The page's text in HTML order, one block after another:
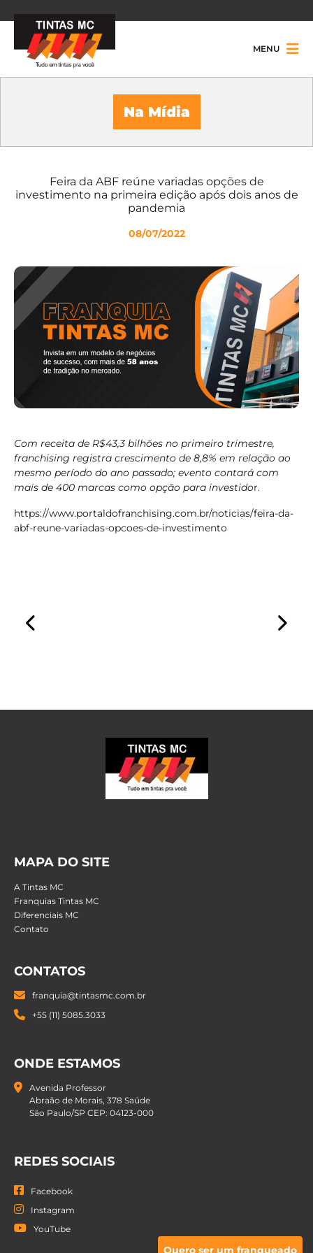
MENU
Na Mídia
Feira da ABF reúne variadas opções de
investimento na primeira edição após dois anos de
pandemia
08/07/2022
Com receita de R$43,3 bilhões no primeiro trimestre,
franchising registra crescimento de 8,8% em relação ao
mesmo período do ano passado; evento contará com
mais de 400 marcas como opção para investidor.
https://www.portaldofranchising.com.br/noticias/feira-da-
abf-reune-variadas-opcoes-de-investimento
MAPA DO SITE
A Tintas MC
Franquias Tintas MC
Diferenciais MC
Contato
CONTATOS
franquia@tintasmc.com.br
+55 (11) 5085.3033
ONDE ESTAMOS
Avenida Professor
Abraão de Morais, 378 Saúde
São Paulo/SP CEP: 04123-000
REDES SOCIAIS
Facebook
Instagram
YouTube
Quero ser um franqueado